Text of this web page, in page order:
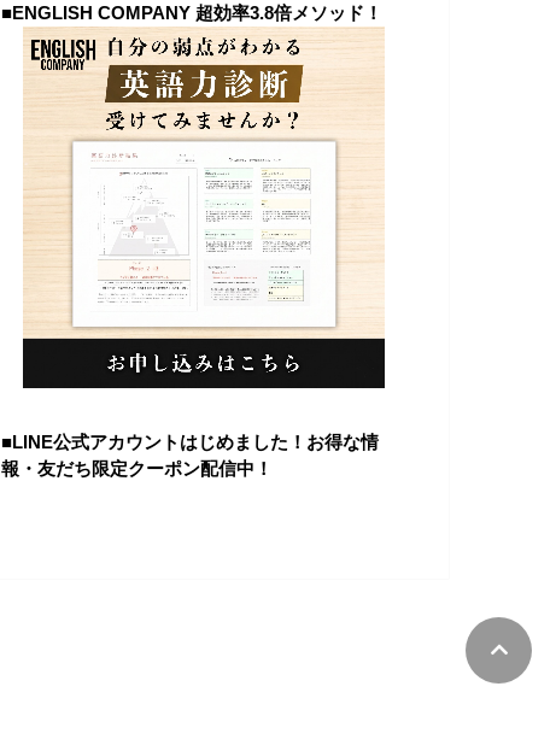
■ENGLISH COMPANY 超効率3.8倍メソッド！
■LINE公式アカウントはじめました！お得な情
報・友だち限定クーポン配信中！